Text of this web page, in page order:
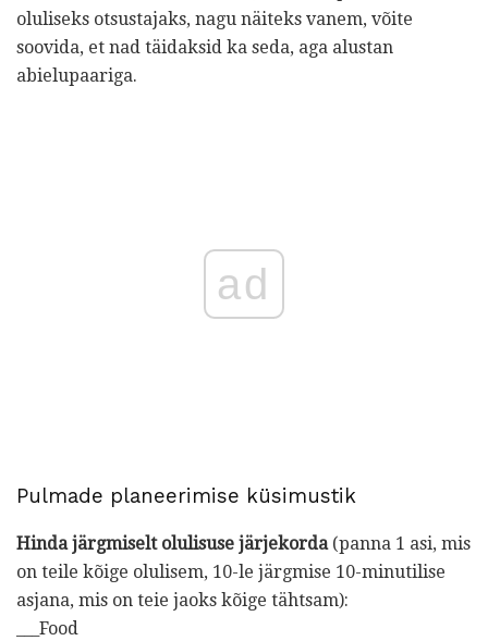
oluliseks otsustajaks, nagu näiteks vanem, võite
soovida, et nad täidaksid ka seda, aga alustan
abielupaariga.
ad
Pulmade planeerimise küsimustik
Hinda järgmiselt olulisuse järjekorda(panna 1 asi, mis
on teile kõige olulisem, 10-le järgmise 10-minutilise
asjana, mis on teie jaoks kõige tähtsam):
___Food